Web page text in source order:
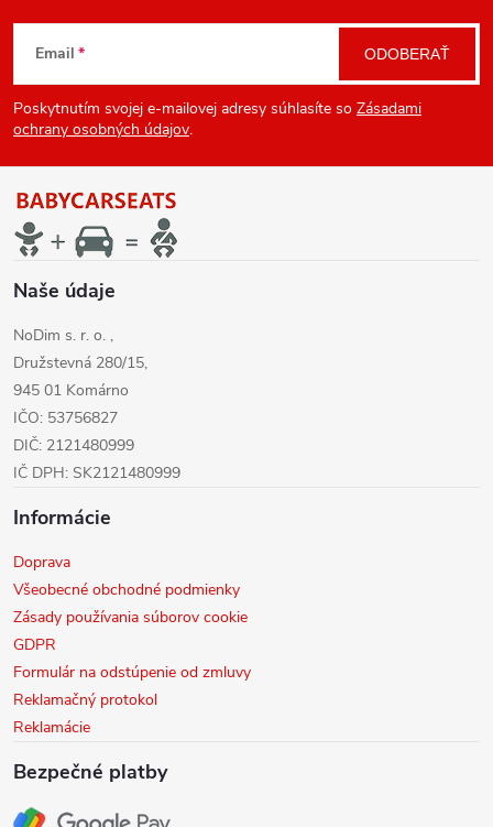
Z
á
p
ä
e
Email
Poskytnutím svojej e-mailovej adresy súhlasíte so Zásadami
ochrany osobných údajov.
ODOBERAŤ
Naše údaje
NoDim s. r. o. ,
Družstevná 280/15,
945 01 Komárno
IČO: 53756827
DIČ: 2121480999
IČ DPH: SK2121480999
Informácie
Doprava
Všeobecné obchodné podmienky
Zásady používania súborov cookie
GDPR
Formulár na odstúpenie od zmluvy
Reklamačný protokol
Reklamácie
Bezpečné platby